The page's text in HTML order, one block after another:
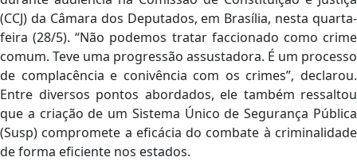
(CCJ) da Câmara dos Deputados, em Brasília, nesta quarta-
feira (28/5). “Não podemos tratar faccionado como crime
comum. Teve uma progressão assustadora. É um processo
de complacência e conivência com os crimes”, declarou.
Entre diversos pontos abordados, ele também ressaltou
que a criação de um Sistema Único de Segurança Pública
(Susp) compromete a eficácia do combate à criminalidade
de forma eficiente nos estados.